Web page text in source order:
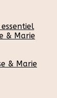
& Marie
& Marie